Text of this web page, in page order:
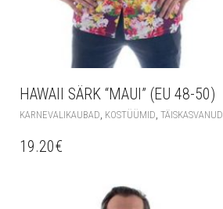
HAWAII SÄRK “MAUI” (EU 48-50)
KARNEVALIKAUBAD KOSTÜÜMID TÄISKASVANUD
19.20€